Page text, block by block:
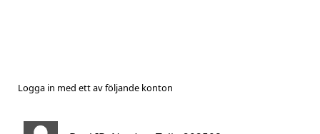
Logga in med ett av följande konton